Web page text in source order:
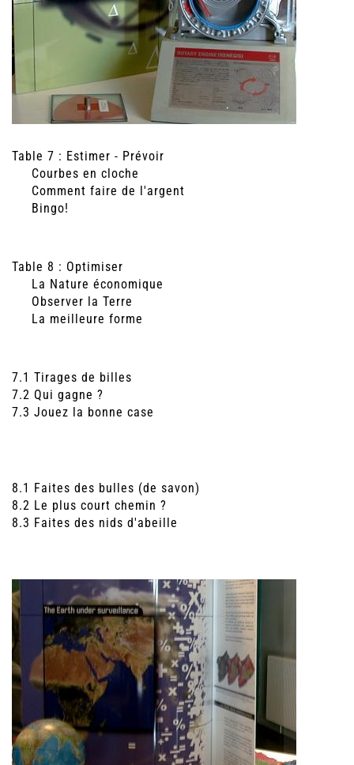
Table 7 : Estimer - Prévoir
Courbes en cloche
Comment faire de l'argent
Bingo!
Table 8 : Optimiser
La Nature économique
Observer la Terre
La meilleure forme
7.1 Tirages de billes
7.2 Qui gagne ?
7.3 Jouez la bonne case
8.1 Faites des bulles (de savon)
8.2 Le plus court chemin ?
8.3 Faites des nids d'abeille